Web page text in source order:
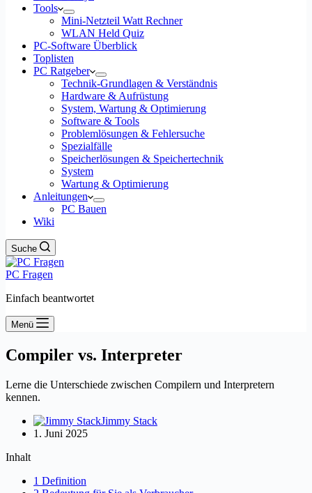
Tools
Mini-Netzteil Watt Rechner
WLAN Held Quiz
PC-Software Überblick
Toplisten
PC Ratgeber
Technik-Grundlagen & Verständnis
Hardware & Aufrüstung
System, Wartung & Optimierung
Software & Tools
Problemlösungen & Fehlersuche
Spezialfälle
Speicherlösungen & Speichertechnik
System
Wartung & Optimierung
Anleitungen
PC Bauen
Wiki
Suche
PC Fragen
Einfach beantwortet
Menü
Compiler vs. Interpreter
Lerne die Unterschiede zwischen Compilern und Interpretern
kennen.
Jimmy Stack
1. Juni 2025
Inhalt
1 Definition